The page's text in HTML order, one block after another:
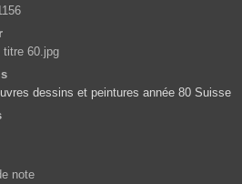
titre 60.jpg
dessins et peintures année 80 Suisse
note